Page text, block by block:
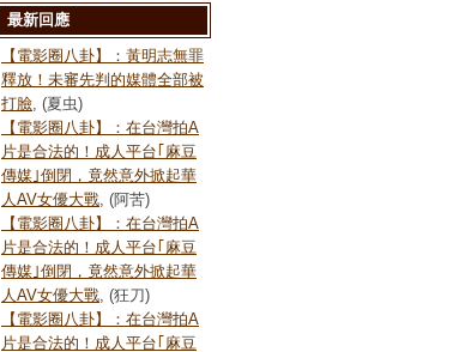
最新回應
【電影圈八卦】：黃明志無罪
釋放！未審先判的媒體全部被
打臉 , (夏虫)
【電影圈八卦】：在台灣拍A
片是合法的！成人平台｢麻豆
傳媒｣倒閉，竟然意外掀起華
人AV女優大戰 , (阿苦)
【電影圈八卦】：在台灣拍A
片是合法的！成人平台｢麻豆
傳媒｣倒閉，竟然意外掀起華
人AV女優大戰 , (狂刀)
【電影圈八卦】：在台灣拍A
片是合法的！成人平台｢麻豆